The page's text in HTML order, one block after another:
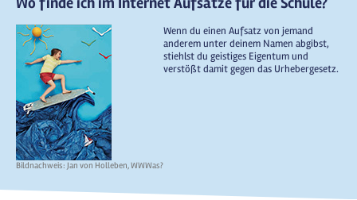
Bildnachweis: Jan von Holleben, WWWas?
Wenn du einen Aufsatz von jemand
anderem unter deinem Namen abgibst,
stiehlst du geistiges Eigentum und
verstößt damit gegen das Urhebergesetz.